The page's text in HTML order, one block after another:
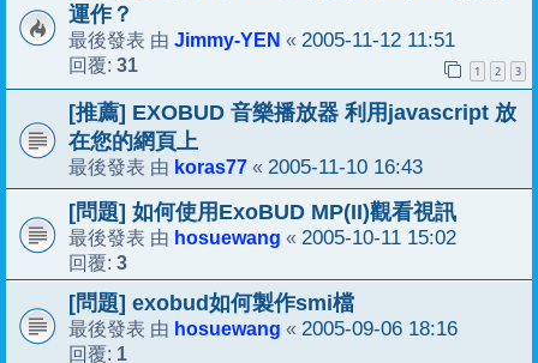
運作？
最後發表 由 Jimmy-YEN « 2005-11-12 11:51
回覆: 31 1 2 3
[推薦] EXOBUD 音樂播放器 利用javascript 放
在您的網頁上
最後發表 由 koras77 « 2005-11-10 16:43
[問題] 如何使用ExoBUD MP(II)觀看視訊
最後發表 由 hosuewang « 2005-10-11 15:02
回覆: 3
[問題] exobud如何製作smi檔
最後發表 由 hosuewang « 2005-09-06 18:16
回覆: 1